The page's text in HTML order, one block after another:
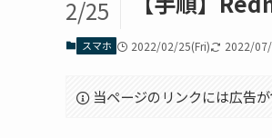
2/25
スマホ 2022/02/25(Fri) 2022/
当ページのリンクには広告が